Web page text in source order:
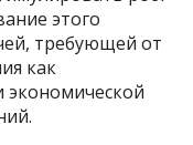
этого
требующей от
как
экономической